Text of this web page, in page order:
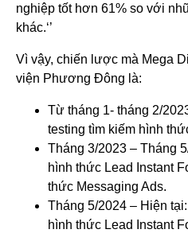
nghiệp tốt hơn 61% so với
khác.‘’
Vì vậy, chiến lược mà Mega
viện Phương Đông là:
Từ tháng 1- tháng 2/
testing tìm kiếm hình
Tháng 3/2023 – Tháng
hình thức Lead Instant
thức Messaging Ads.
Tháng 5/2024 – Hiện
hình thức Lead Instant